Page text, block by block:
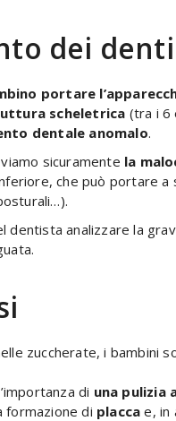
dei
portare
scheletrica (tra i 6
dentale anomalo.
sicuramente la
che può portare
dentista analizzare la
zuccherate, i bambini
di una pulizia
formazione di placca e, in